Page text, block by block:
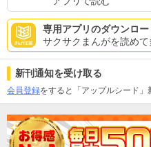
専用アプリのダウンロー
サクサクまんがを読めて
新刊通知を受け取る
会員登録をすると「アップルシード」